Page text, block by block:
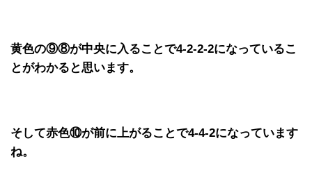
黄色の⑨⑧が中央に入ることで4-2-2-2になっているこ
とがわかると思います。
そして赤色⑩が前に上がることで4-4-2になっています
ね。